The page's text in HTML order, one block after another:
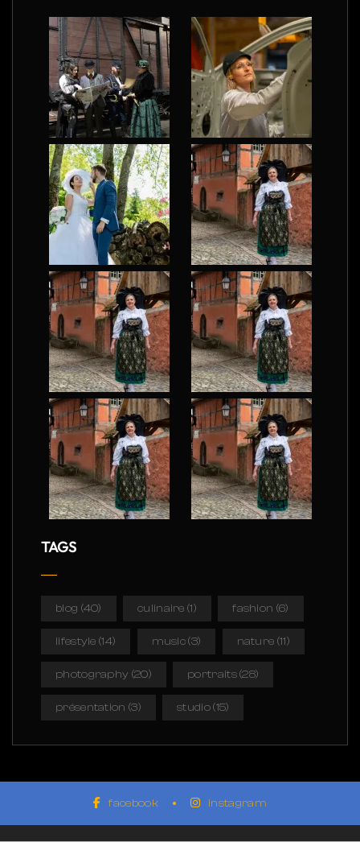
TAGS
blog (40) culinaire (1) fashion (6)
lifestyle (14) music(3) nature (11)
photography (20) portraits(28)
présentation (3) studio(15)
facebook instagram